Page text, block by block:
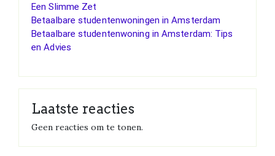
Een Slimme Zet
Betaalbare studentenwoningen in Amsterdam
Betaalbare studentenwoning in Amsterdam: Tips
en Advies
Laatste reacties
Geen reacties om te tonen.